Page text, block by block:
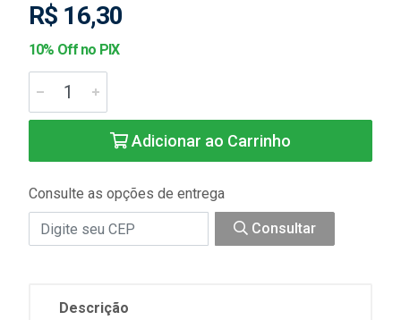
R$ 16,30
10% Off no PIX
Adicionar ao Carrinho
Consulte as opções de entrega
Consultar
Descrição